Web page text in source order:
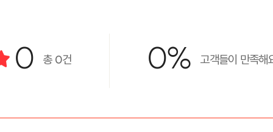
0 총 0건 0% 고객들이 만족해